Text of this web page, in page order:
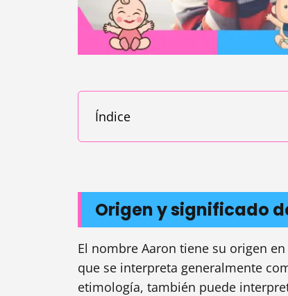
Índice
Origen y significado
El nombre Aaron tiene su origen
que se interpreta generalmente
etimología, también puede